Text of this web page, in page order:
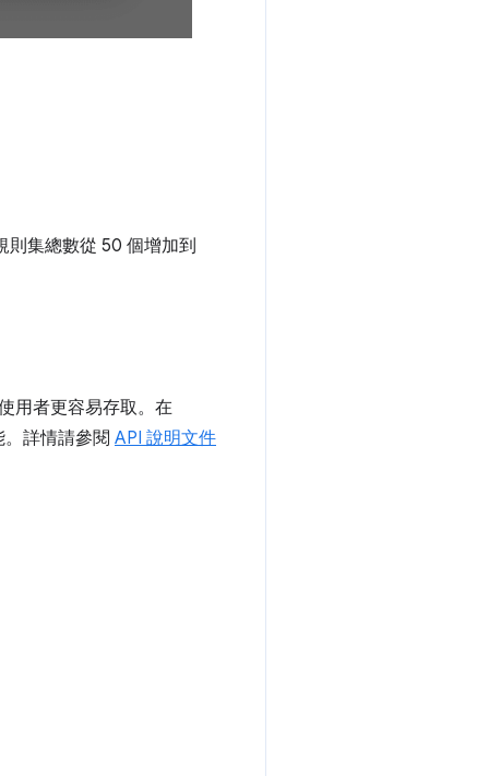
則集總數從 50 個增加到
用者更容易存取。在
詳情請參閱 API 說明文件